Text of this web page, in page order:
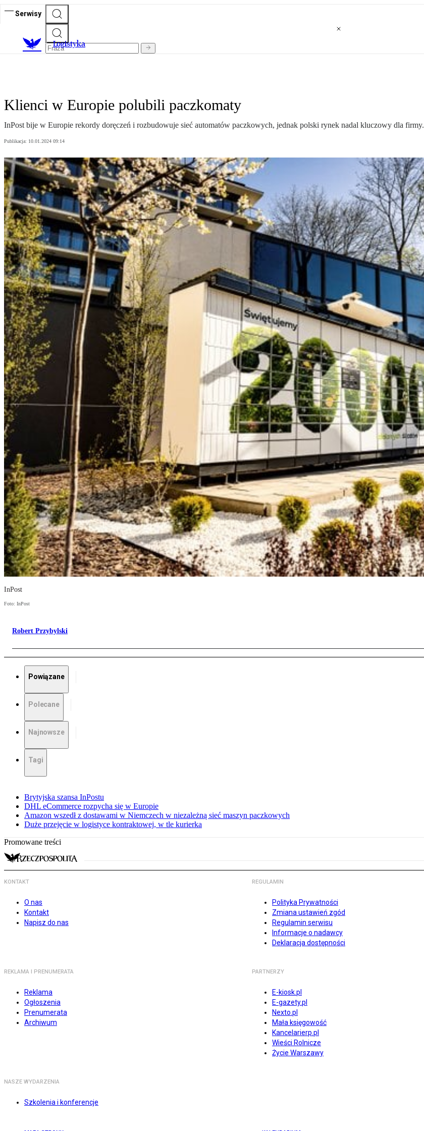
Serwisy
Logistyka
Klienci w Europie polubili paczkomaty
InPost bije w Europie rekordy doręczeń i rozbudowuje sieć automatów paczkowych, jednak polski rynek nadal kluczowy dla firmy.
Publikacja: 10.01.2024 09:14
InPost
Foto: InPost
Robert Przybylski
Powiązane
Polecane
Najnowsze
Tagi
Brytyjska szansa InPostu
DHL eCommerce rozpycha się w Europie
Amazon wszedł z dostawami w Niemczech w niezależną sieć maszyn paczkowych
Duże przejęcie w logistyce kontraktowej, w tle kurierka
Promowane treści
KONTAKT
O nas
Kontakt
Napisz do nas
REGULAMIN
Polityka Prywatności
Zmiana ustawień zgód
Regulamin serwisu
Informacje o nadawcy
Deklaracja dostępności
REKLAMA I PRENUMERATA
Reklama
Ogłoszenia
Prenumerata
Archiwum
PARTNERZY
E-kiosk.pl
E-gazety.pl
Nexto.pl
Mała księgowość
Kancelarierp.pl
Wieści Rolnicze
Życie Warszawy
NASZE WYDARZENIA
Szkolenia i konferencje